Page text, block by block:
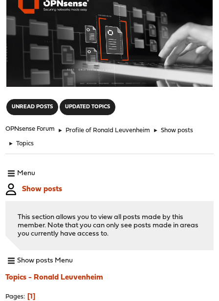
UNREAD POSTS UPDATED TOPICS
OPNsense Forum ► Profile of Ronald Leuvenheim ► Show posts
► Topics
Menu
Show posts
This section allows you to view all posts made by this
member. Note that you can only see posts made in areas
you currently have access to.
Show posts Menu
Topics - Ronald Leuvenheim
Pages 1